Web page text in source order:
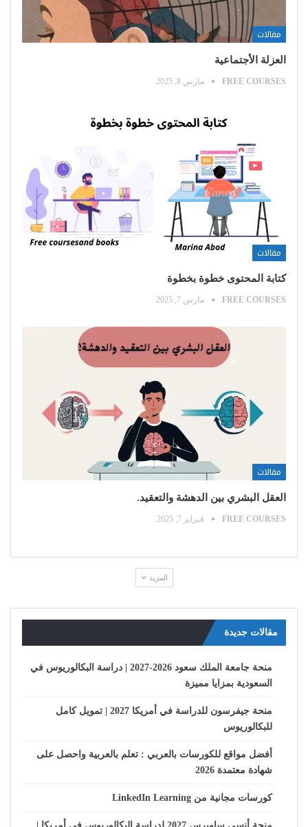
مقالات
العزلة الأجتماعية
FREE COURSES مارس 8, 2025
مقالات
كتابة المحتوى خطوة بخطوة
FREE COURSES مارس 7, 2025
مقالات
العقل البشري بين الدهشة والتعقيد.
FREE COURSES فبراير 7, 2025
المزيد
مقالات جديدة
منحة جامعة الملك سعود 2026-2027 | دراسة البكالوريوس في
السعودية بمزايا مميزة
منحة جيفرسون للدراسة في أمريكا 2027 | تمويل كامل
للبكالوريوس
أفضل مواقع للكورسات بالعربي : تعلم بالعربية واحصل على
شهادة معتمدة 2026
كورسات مجانية من LinkedIn Learning